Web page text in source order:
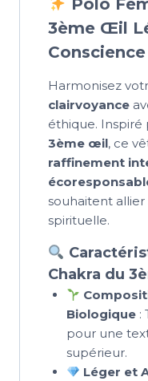
Polo
3ème Œil
Conscience
Harmonisez
clairvoyance
éthique. Inspiré
3ème œil, ce
raffinement
souhaitent
spirituelle.
Chakra du
Biologique:
pour une
supérieur.
Léger et